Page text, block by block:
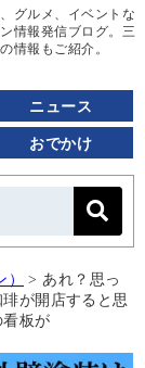
グルメ、イベントな
情報発信ブログ。三
情報もご紹介。
ニュース
おでかけ
> あれ？思っ
が開店すると思
板が